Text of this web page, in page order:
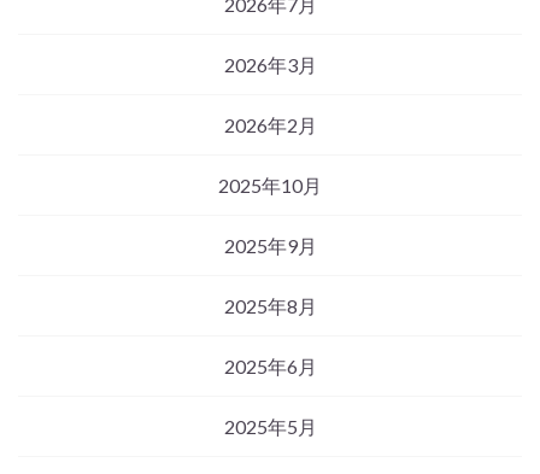
2026年7月
2026年3月
2026年2月
2025年10月
2025年9月
2025年8月
2025年6月
2025年5月